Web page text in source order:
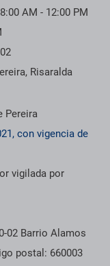
AM - 12:00 PM
Risaralda
Pereira
con vigencia de
vigilada por
02 Barrio Alamos
postal: 660003